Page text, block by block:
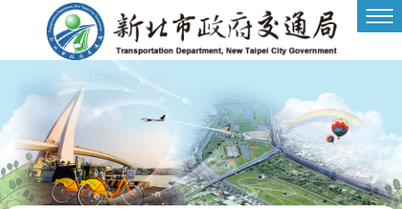
進入內容區塊